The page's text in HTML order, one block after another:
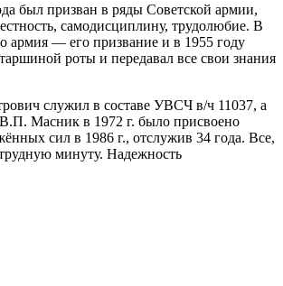
был призван в ряды Советской армии,
самодисциплину, трудолюбие. В
армия — его призвание и в 1955 году
роты и передавал все свои знания
служил в составе УВСЧ в/ч 11037, а
Масник в 1972 г. было присвоено
сил в 1986 г., отслужив 34 года. Все,
минуту. Надежность